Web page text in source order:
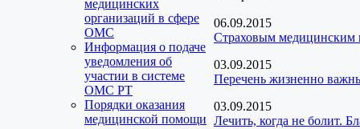
медицинских
организаций в сфере
ОМС
Информация о подаче
уведомления об
участии в системе
ОМС РТ
Порядки оказания
медицинской помощи
06.09.2015
Страховым медицинским
03.09.2015
Перечень жизненно
03.09.2015
Лечить, когда не болит.